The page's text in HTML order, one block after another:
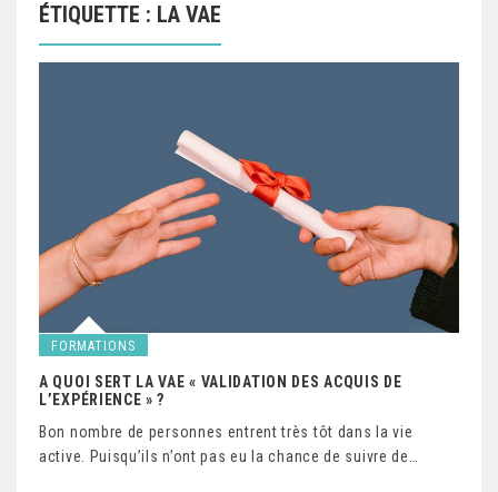
ÉTIQUETTE : LA VAE
FORMATIONS
A QUOI SERT LA VAE « VALIDATION DES ACQUIS DE
L’EXPÉRIENCE » ?
Bon nombre de personnes entrent très tôt dans la vie
active. Puisqu’ils n’ont pas eu la chance de suivre de…